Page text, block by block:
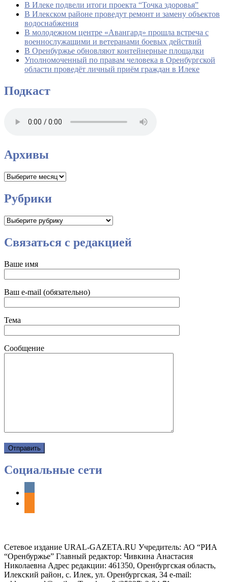
В Илеке подвели итоги проекта “Точка здоровья”
В Илекском районе проведут ремонт и замену объектов
водоснабжения
В молодежном центре «Авангард» прошла встреча с
военнослужащими и ветеранами боевых действий
В Оренбуржье обновляют контейнерные площадки
Уполномоченный по правам человека в Оренбургской
области проведёт личный приём граждан в Илеке
Подкаст
Архивы
Архивы
Рубрики
Рубрики
Связаться с редакцией
Ваше имя
Ваш e-mail (обязательно)
Тема
Сообщение
Социальные сети
vkontakte
Сетевое издание URAL-GAZETA.RU Учредитель: АО “РИА
“Оренбуржье” Главный редактор: Чивкина Анастасия
Николаевна Адрес редакции: 461350, Оренбургская область,
Илекский район, с. Илек, ул. Оренбургская, 34 e-mail: